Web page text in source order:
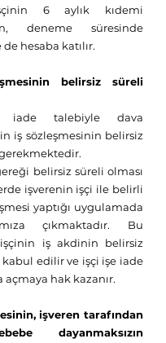
6 aylık kıdemi
deneme süresinde
hesaba katılır.
belirsiz süreli
iade talebiyle dava
iş sözleşmesinin belirsiz
belirsiz süreli olması
işverenin işçi ile belirli
yaptığı uygulamada
çıkmaktadır. Bu
iş akdinin belirsiz
edilir ve işçi işe iade
hak kazanır.
işveren tarafından
dayanmaksızın